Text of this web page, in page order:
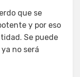
que se
y por eso
Se puede
no será